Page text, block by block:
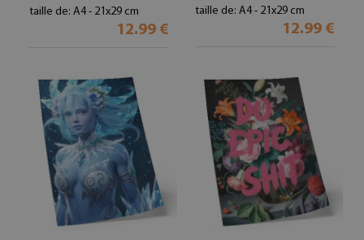
taille de: A4 - 21x29 cm
12.99 €
taille de: A4 - 21x29 cm
12.99 €